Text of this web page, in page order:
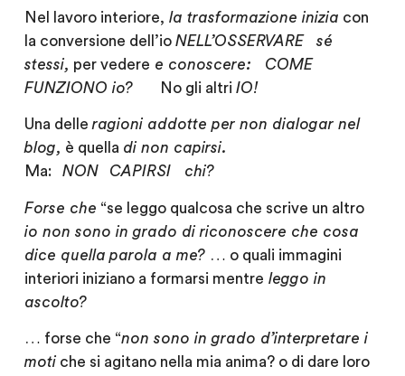
Nel lavoro interiore, la trasformazione inizia con
la conversione dell’io NELL’OSSERVARE
sé
stessi, per vedere e conoscere: COME
FUNZIONO io?
No gli altri IO!
Una delle ragioni addotte per non dialogar nel
blog, è quella di non capirsi.
Ma: NON CAPIRSI chi?
Forse che “se leggo qualcosa che scrive un altro
io non sono in grado di riconoscere che cosa
dice quella parola a me? … oquali immagini
interiori iniziano a formarsi mentre leggo in
ascolto?
… forse che “non sono in grado d’interpretare i
motiche si agitano nella mia anima? o di dare loro